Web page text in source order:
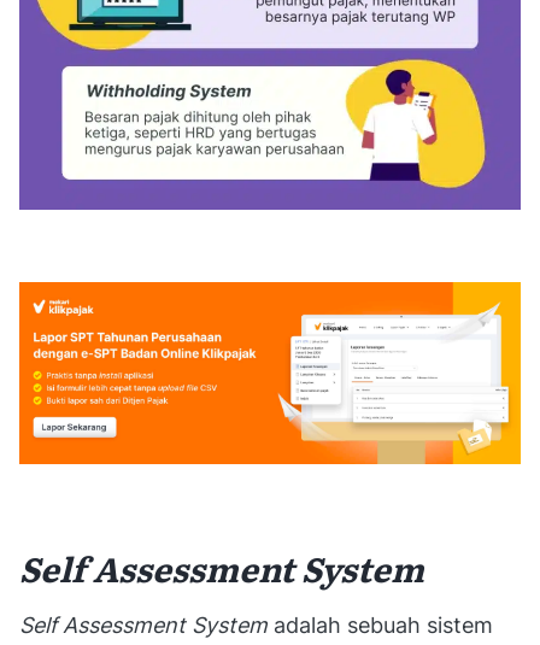
Self Assessment System
Self Assessment System adalah sebuah sistem